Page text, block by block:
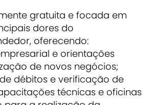
gratuita e focada em
dores do
oferecendo:
e orientações
de novos negócios;
débitos e verificação de
técnicas e oficinas